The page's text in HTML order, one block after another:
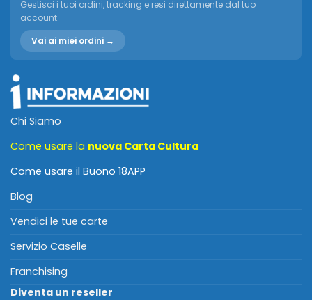
Gestisci i tuoi ordini, tracking e resi direttamente dal tuo
account.
Vai ai miei ordini →
Chi Siamo
Come usare la nuova Carta Cultura
Come usare il Buono 18APP
Blog
Vendici le tue carte
Servizio Caselle
Franchising
Diventa un reseller